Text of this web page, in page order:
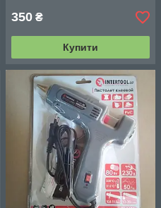
350 ₴
Купити